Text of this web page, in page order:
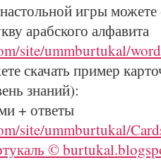
игры можете
арабского алфавита
site/ummburtukal/
скачать пример
знаний):
+ ответы
site/ummburtukal/
©